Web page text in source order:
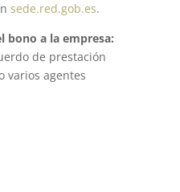
sede.red.gob.es.
bono a la empresa:
de prestación
varios agentes